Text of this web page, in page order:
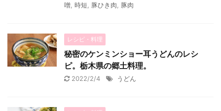
噌 時短 豚ひき肉 豚肉
レシピ・料理
秘密のケンミンショー耳うどんのレシ
ピ。栃木県の郷土料理。
2022/2/4 うどん